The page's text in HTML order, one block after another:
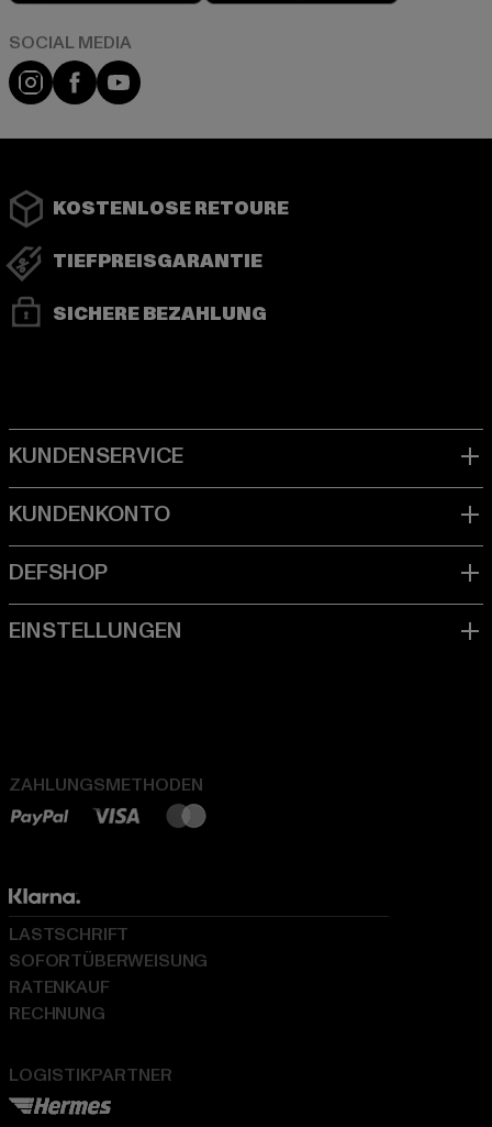
Instagram
FacebookYouTube
KOSTENLOSE RETOURE
TIEFPREISGARANTIE
SICHERE BEZAHLUNG
ZAHLUNGSMETHODEN
LOGISTIKPARTNER
LASTSCHRIFT
SOFORTÜBERWEISUNG
RATENKAUF
RECHNUNG